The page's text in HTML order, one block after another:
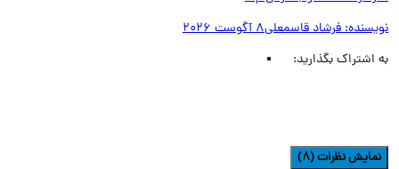
فرشاد قاسمعلی8 آگوست 2026
اشتراک بگذارید:
نظرات (8)